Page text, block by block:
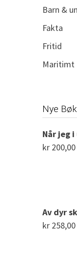
Barn &
Fakta
Fritid
Maritimt
Nye
Når jeg
kr200,00
Av dyr
kr258,00